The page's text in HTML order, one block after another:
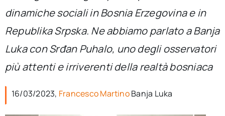
per:
Newsletter
Ita
dinamiche sociali in Bosnia Erzegovina e in
Republika Srpska. Ne abbiamo parlato a Banja
Luka con Srđan Puhalo, uno degli osservatori
più attenti e irriverenti della realtà bosniaca
16/03/2023, Francesco MartinoBanja Luka